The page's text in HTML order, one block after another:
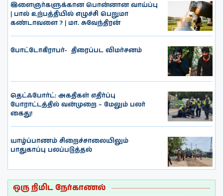
இளைஞர்களுக்கான பொன்னான வாய்ப்பு
| பால் உற்பத்தியில் எழுச்சி பெறுமா
கண்டாவளை ? | மா. சுவேந்திரன்
போட்டோகிராபர்- ‌ திரைப்பட விமர்சனம்
தெட்ஃபோர்ட்: அகதிகள் எதிர்ப்பு
போராட்டத்தில் வன்முறை – மேலும் பலர்
கைது!
யாழ்ப்பாணம் சிறைச்சாலையிலும்
பாதுகாப்பு பலப்படுத்தல்
ஒரு நிமிட நேர்காணல்